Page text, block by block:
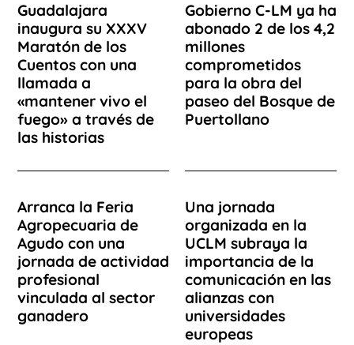
Guadalajara
inaugura su XXXV
Maratón de los
Cuentos con una
llamada a
«mantener vivo el
fuego» a través de
las historias
Gobierno C-LM ya ha
abonado 2 de los 4,2
millones
comprometidos
para la obra del
paseo del Bosque de
Puertollano
Arranca la Feria
Agropecuaria de
Agudo con una
jornada de actividad
profesional
vinculada al sector
ganadero
Una jornada
organizada en la
UCLM subraya la
importancia de la
comunicación en las
alianzas con
universidades
europeas